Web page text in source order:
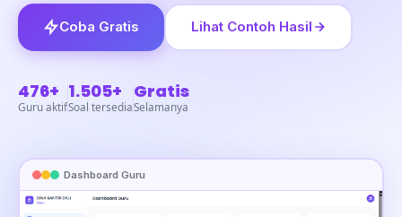
Coba Gratis Lihat Contoh Hasil
476+
Guru aktif
1.505+
Soal tersedia
Gratis
Selamanya
Dashboard Guru